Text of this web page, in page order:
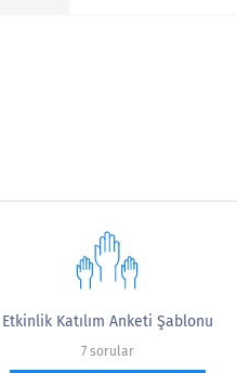
Etkinlik Katılım Anketi Şablonu
7 sorular